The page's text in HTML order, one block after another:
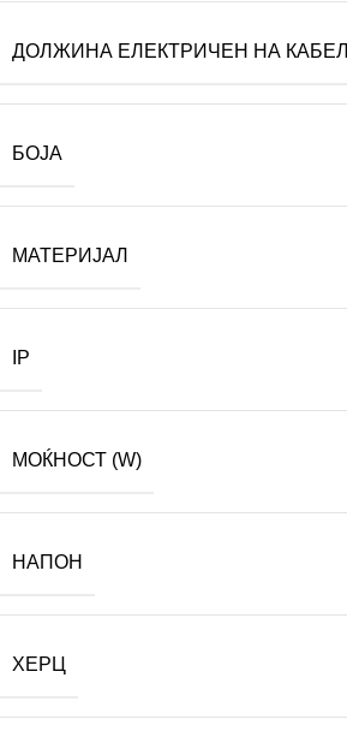
ДОЛЖИНА ЕЛЕКТРИЧЕН НА КАБЕЛ
БОЈА
МАТЕРИЈАЛ
IP
МОЌНОСТ (W)
НАПОН
ХЕРЦ